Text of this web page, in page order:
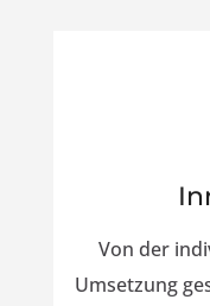
Von der
Umsetzung